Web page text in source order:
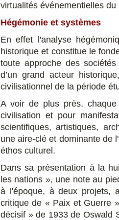
virtualités événementielles
Hégémonie et systèmes
En effet l'analyse
historique et constitue le
toute approche des
d’un grand acteur
civilisationnel de la période
A voir de plus près,
civilisation et pour
scientifiques, artistiques,
une aire-clé et dominante de
éthos culturel.
Dans sa présentation à la
les nations », une note au
à l'époque, à deux projets,
critique de « Paix et Guerre
décisif » de 1933 de Oswald